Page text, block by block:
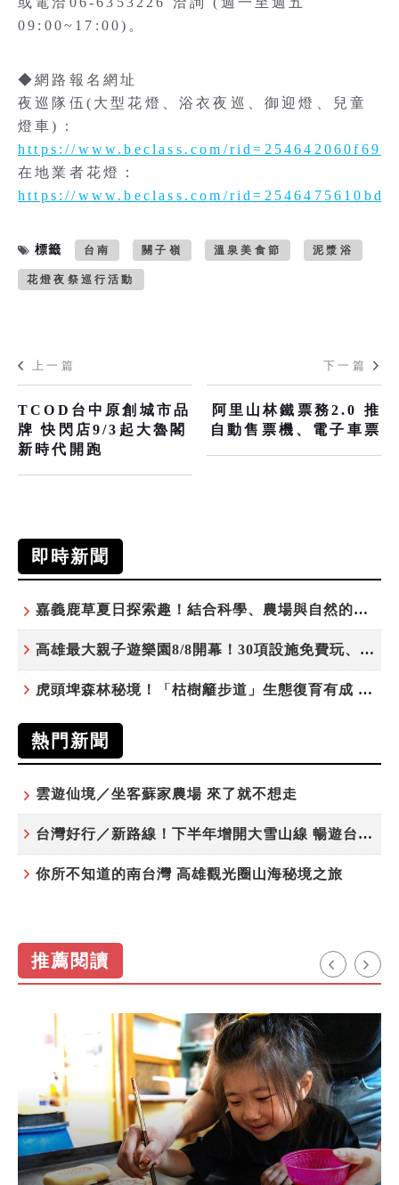
09:00~17:00)。
◆網路報名網址
夜巡隊伍(大型花燈、浴衣夜巡、御迎燈、兒童
燈車)：
https://www.beclass.com/
在地業者花燈：
https://www.beclass.com/
標籤 台南 關子嶺 溫泉美食節 泥漿浴
花燈夜祭巡行活動
上一篇
TCOD台中原創城市品
牌 快閃店9/3起大魯閣
新時代開跑
下一篇
阿里山林鐵票務2.0 推
自動售票機、電子車票
即時新聞
嘉義鹿草夏日探索趣！結合科學、農場與自然的親子小旅行
高雄最大親子遊樂園8/8開幕！30項設施免費玩、YOYO家族嗨翻暑假
虎頭埤森林秘境！「枯樹籬步道」生態復育有成 走進大自然生命教室
熱門新聞
雲遊仙境／坐客蘇家農場 來了就不想走
台灣好行／新路線！下半年增開大雪山線 暢遊台中更便利
你所不知道的南台灣 高雄觀光圈山海秘境之旅
推薦閱讀